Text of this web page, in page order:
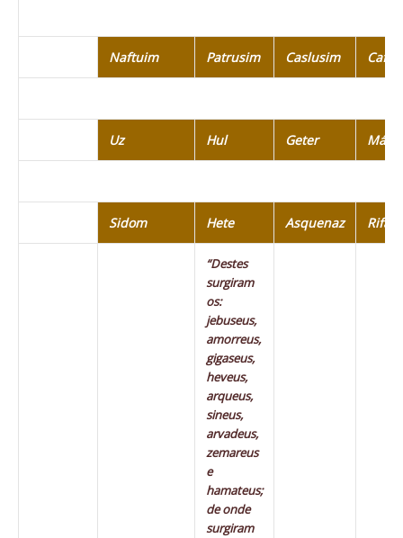
Naftuim Patrusim Caslusim
Uz Hul Geter Más
Sidom Hete Asquenaz Rifate
“Destes
surgiram
os:
jebuseus,
amorreus,
gigaseus,
heveus,
arqueus,
sineus,
arvadeus,
zemareus
e
hamateus;
de onde
surgiram